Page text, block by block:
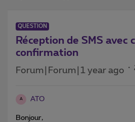
QUESTION
Réception de SMS avec
confirmation
Forum|Forum|1 year ago
A ATO
Bonjour,